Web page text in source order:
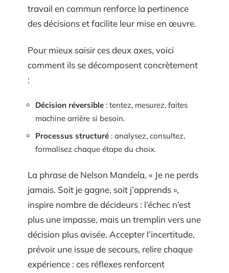
travail en commun renforce la pertinence
des décisions et facilite leur mise en œuvre.
Pour mieux saisir ces deux axes, voici
comment ils se décomposent concrètement
:
Décision réversible : tentez, mesurez, faites
machine arrière si besoin.
Processus structuré : analysez, consultez,
formalisez chaque étape du choix.
La phrase de Nelson Mandela, « Je ne perds
jamais. Soit je gagne, soit j’apprends »,
inspire nombre de décideurs : l’échec n’est
plus une impasse, mais un tremplin vers une
décision plus avisée. Accepter l’incertitude,
prévoir une issue de secours, relire chaque
expérience : ces réflexes renforcent